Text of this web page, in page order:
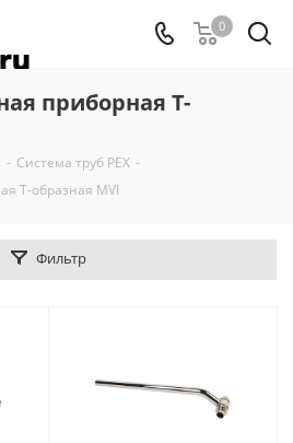
0
приборная Т-
- Система труб PEX -
Т-образная MVI
Фильтр